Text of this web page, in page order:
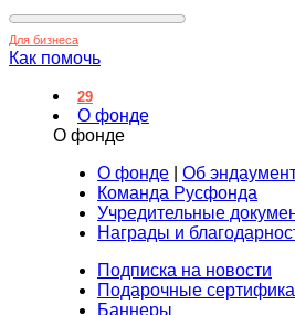
Для бизнеса
Как помочь
29
О фонде
О фонде
О фонде
Об
Команда Русфонда
Учредительные
Награды и
Подписка на новости
Подарочные
Баннеры